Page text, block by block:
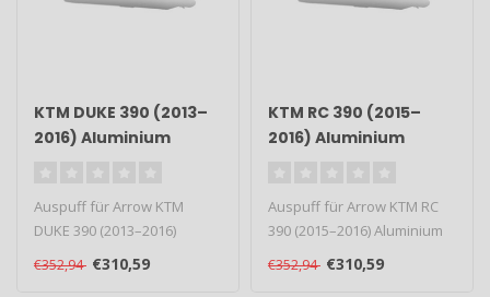
KTM DUKE 390 (2013–
2016) Aluminium
Auspuff für Arrow KTM
DUKE 390 (2013–2016)
Aluminium Race-Tech Slip-
On. Typ: ..
€352,94 €310,59
KTM RC 390 (2015–
2016) Aluminium
Auspuff für Arrow KTM RC
390 (2015–2016) Aluminium
Race-Tech Slip-On. Typ: Ra..
€352,94 €310,59